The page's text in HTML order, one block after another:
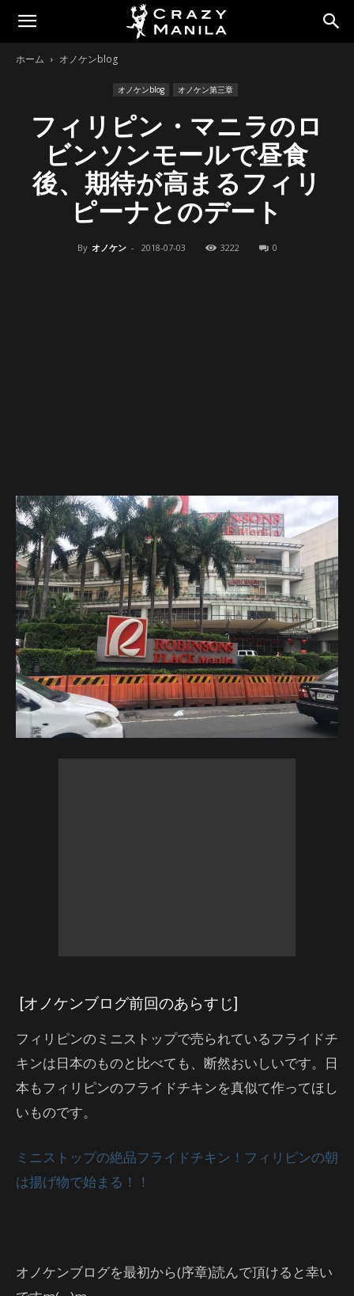
ホーム オノケンblog
オノケンblog オノケン第三章
フィリピン・マニラのロ
ビンソンモールで昼食
後、期待が高まるフィリ
ピーナとのデート
By オノケン - 2018-07-03 3222 0
[オノケンブログ前回のあらすじ]
フィリピンのミニストップで売られているフライドチ
キンは日本のものと比べても、断然おいしいです。日
本もフィリピンのフライドチキンを真似て作ってほし
いものです。
ミニストップの絶品フライドチキン！フィリピンの朝
は揚げ物で始まる！！
オノケンブログを最初から(序章)読んで頂けると幸い